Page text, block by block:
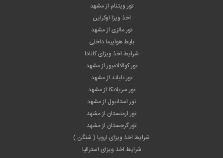
تور ویتنام از مشهد
اخذ ویزا اوکراین
تور مالزی از مشهد
بلیط هواپیما داخلی
شرایط اخذ ویزای کانادا
تور کوالالامپور از مشهد
تور تایلند از مشهد
تور سریلانکا از مشهد
تور استانبول از مشهد
تور ارمنستان از مشهد
تور گرجستان از مشهد
شرایط اخذ ویزای اروپا ( شنگن )
شرایط اخذ ویزای استرالیا